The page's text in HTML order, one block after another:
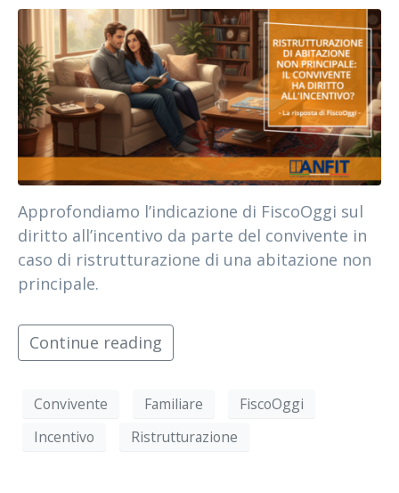
Approfondiamo l’indicazione di FiscoOggi sul
diritto all’incentivo da parte del convivente in
caso di ristrutturazione di una abitazione non
principale.
Continue reading
Convivente Familiare
FiscoOggi
Incentivo
Ristrutturazione